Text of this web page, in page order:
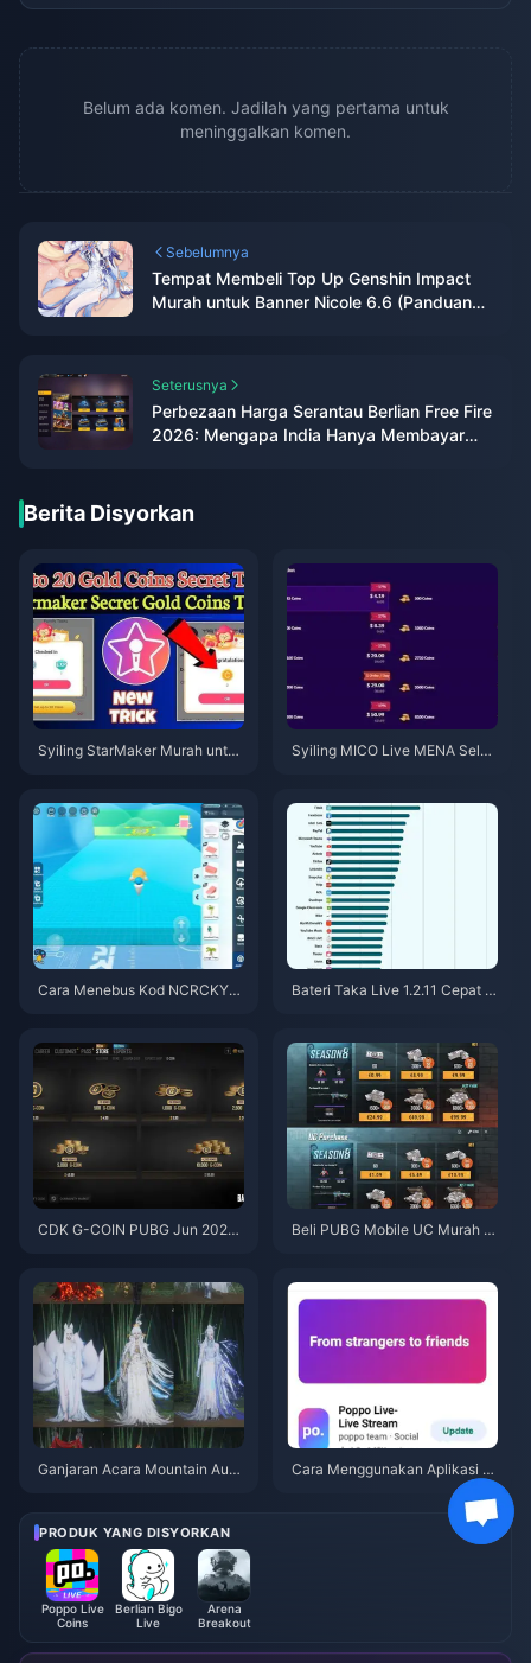
Belum ada komen. Jadilah yang pertama untuk
meninggalkan komen.
Sebelumnya
Tempat Membeli Top Up Genshin Impact
Murah untuk Banner Nicole 6.6 (Panduan
Seterusnya
Perbezaan Harga Serantau Berlian Free Fire
2026: Mengapa India Hanya Membayar
Berita Disyorkan
Syiling StarMaker Murah untuk
Syiling MICO Live MENA Selep
Cara Menebus Kod NCRCKYT
Bateri Taka Live 1.2.11 Cepat H
asinya
CDK G-COIN PUBG Jun 2026:
Beli PUBG Mobile UC Murah u
aik & Tambah Nilai Selamat
Ganjaran Acara Mountain Autu
& Keutamaan
Cara Menggunakan Aplikasi P
oppo Live: Panduan Lengkap P
PRODUK YANG DISYORKAN
Poppo Live
Coins
Berlian Bigo
Live
Arena
Breakout